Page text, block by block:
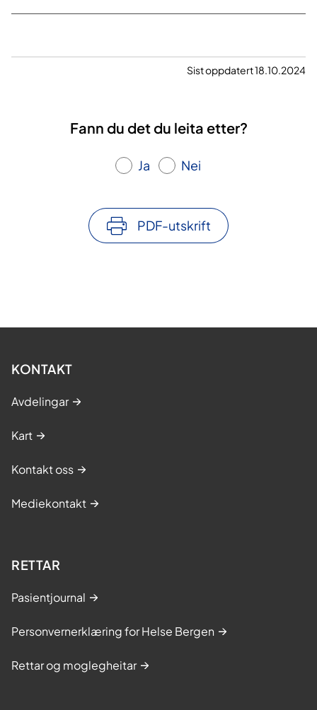
Sist oppdatert 18.10.2024
Fann du det du leita etter?
Ja Nei
PDF-utskrift
KONTAKT
Avdelingar
Kart
Kontakt oss
Mediekontakt
RETTAR
Pasientjournal
Personvernerklæring for Helse Bergen
Rettar og moglegheitar